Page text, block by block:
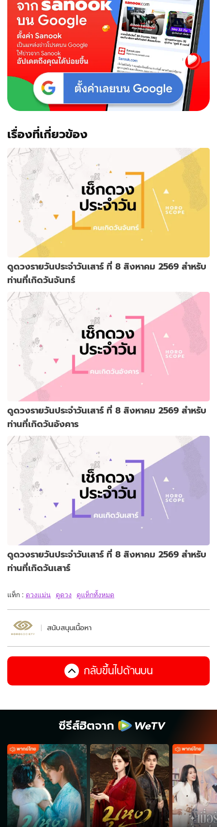
เรื่องที่เกี่ยวข้อง
ดูดวงรายวันประจำวันเสาร์ ที่ 8 สิงหาคม 2569 สำหรับ
ท่านที่เกิดวันจันทร์
ดูดวงรายวันประจำวันเสาร์ ที่ 8 สิงหาคม 2569 สำหรับ
ท่านที่เกิดวันอังคาร
ดูดวงรายวันประจำวันเสาร์ ที่ 8 สิงหาคม 2569 สำหรับ
ท่านที่เกิดวันเสาร์
แท็ก : ดวงแม่น ดูดวง ดูแท็กทั้งหมด
สนับสนุนเนื้อหา
กลับขึ้นไปด้านบน
ซีรีส์ฮิตจาก